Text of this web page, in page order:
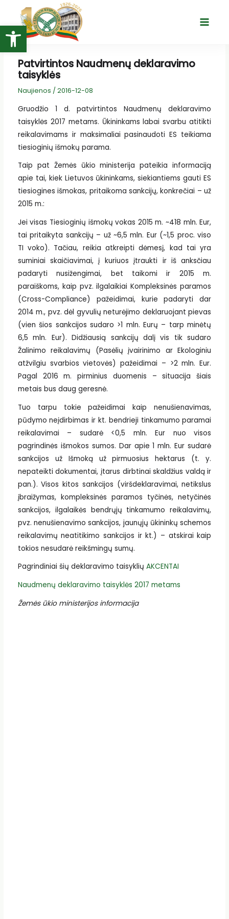
Open toolbar
turinio
Main
Patvirtintos Naudmenų deklaravimo
taisyklės
Naujienos / 2016-12-08
Gruodžio 1 d. patvirtintos Naudmenų deklaravimo
taisyklės 2017 metams. Ūkininkams labai svarbu atitikti
reikalavimams ir maksimaliai pasinaudoti ES teikiama
tiesioginių išmokų parama.
Taip pat Žemės ūkio ministerija pateikia informaciją
apie tai, kiek Lietuvos ūkininkams, siekiantiems gauti ES
tiesiogines išmokas, pritaikoma sankcijų, konkrečiai – už
2015 m.:
Jei visas Tiesioginių išmokų vokas 2015 m. ~418 mln. Eur,
tai pritaikyta sankcijų – už ~6,5 mln. Eur (~1,5 proc. viso
TI voko). Tačiau, reikia atkreipti dėmesį, kad tai yra
suminiai skaičiavimai, į kuriuos įtraukti ir iš anksčiau
padaryti nusižengimai, bet taikomi ir 2015 m.
paraiškoms, kaip pvz. ilgalaikiai Kompleksinės paramos
(Cross-Compliance) pažeidimai, kurie padaryti dar
2014 m., pvz. dėl gyvulių neturėjimo deklaruojant pievas
(vien šios sankcijos sudaro >1 mln. Eurų – tarp minėtų
6,5 mln. Eur). Didžiausią sankcijų dalį vis tik sudaro
Žalinimo reikalavimų (Pasėlių įvairinimo ar Ekologiniu
atžvilgiu svarbios vietovės) pažeidimai – >2 mln. Eur.
Pagal 2016 m. pirminius duomenis – situacija šiais
metais bus daug geresnė.
Tuo tarpu tokie pažeidimai kaip nenušienavimas,
pūdymo neįdirbimas ir kt. bendrieji tinkamumo paramai
reikalavimai – sudarė <0,5 mln. Eur nuo visos
pagrindinės išmokos sumos. Dar apie 1 mln. Eur sudarė
sankcijos už Išmoką už pirmuosius hektarus (t. y.
nepateikti dokumentai, įtarus dirbtinai skaldžius valdą ir
pan.). Visos kitos sankcijos (viršdeklaravimai, netikslus
įbraižymas, kompleksinės paramos tyčinės, netyčinės
sankcijos, ilgalaikės bendrųjų tinkamumo reikalavimų,
pvz. nenušienavimo sankcijos, jaunųjų ūkininkų schemos
reikalavimų neatitikimo sankcijos ir kt.) – atskirai kaip
tokios nesudarė reikšmingų sumų.
Pagrindiniai šių deklaravimo taisyklių AKCENTAI
Naudmenų deklaravimo taisyklės 2017 metams
Žemės ūkio ministerijos informacija